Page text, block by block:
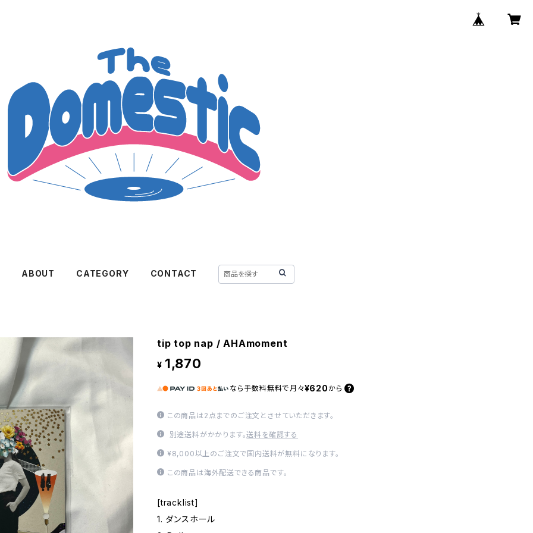
ABOUT CATEGORY CONTACT
tip top nap / AHAmoment
¥ 1,870
なら 手数料無料で 月々¥620 から
この商品は2点までのご注文とさせていただきます。
別途送料がかかります。送料を確認する
¥8,000以上のご注文で国内送料が無料になります。
この商品は海外配送できる商品です。
[tracklist]
1. ダンスホール